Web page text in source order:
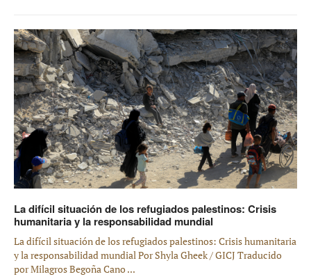
La difícil situación de los refugiados palestinos: Crisis
humanitaria y la responsabilidad mundial
La difícil situación de los refugiados palestinos: Crisis humanitaria
y la responsabilidad mundial Por Shyla Gheek / GICJ Traducido
por Milagros Begoña Cano ...